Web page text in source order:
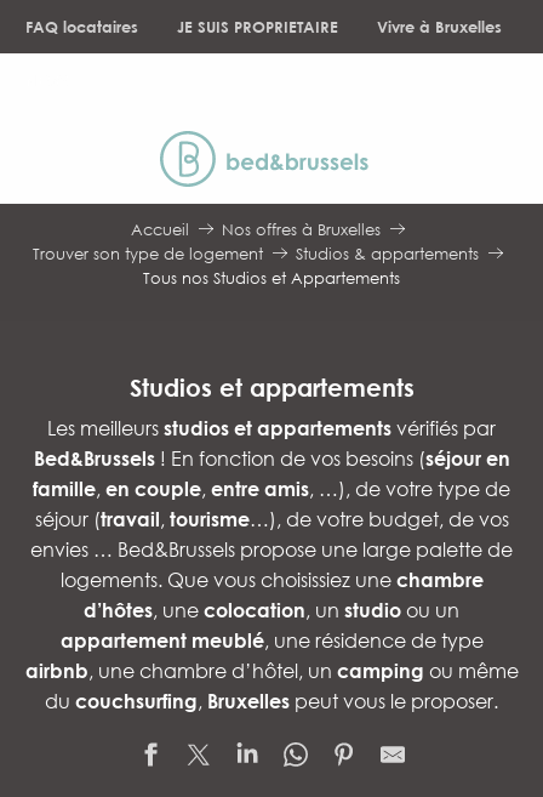
FAQ locataires JE SUIS PROPRIETAIRE Vivre à Bruxelles
Accueil
Nos offres à Bruxelles
Trouver son type de logement
Studios & appartements
Tous nos Studios et Appartements
Studios et appartements
Les meilleurs studios et appartements vérifiés par
Bed&Brussels! En fonction de vos besoins (séjour en
famille, en couple, entre amis, …), de votre type de
séjour (travail, tourisme…), de votre budget, de vos
envies … Bed&Brussels propose une large palette de
logements. Que vous choisissiez une chambre
d’hôtes, une colocation, un studio ou un
appartement meublé, une résidence de type
airbnb, une chambre d’hôtel, un camping ou même
du couchsurfing, Bruxelles peut vous le proposer.